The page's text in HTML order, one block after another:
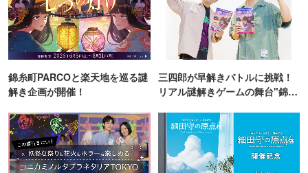
錦糸町PARCOと楽天地を巡る謎
解き企画が開催！
三四郎が早解きバトルに挑戦！
リアル謎解きゲームの舞台"錦糸